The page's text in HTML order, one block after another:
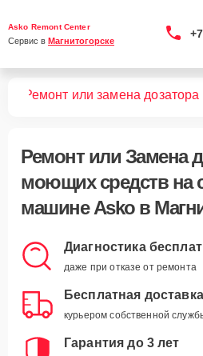
Asko Remont Center
Сервис в Магнитогорске
Ремонт или замена
Ремонт или Замена
моющих средствна
машине Asko в
Диагностика
даже при отказе от ремонта
Бесплатная доставка
курьером собственной
Гарантия до 3 лет